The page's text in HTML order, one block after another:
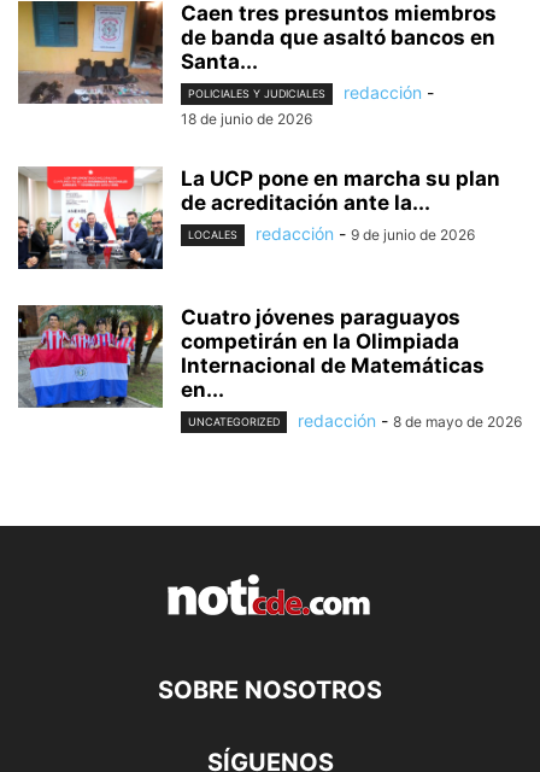
Caen tres presuntos miembros
de banda que asaltó bancos en
Santa...
POLICIALES Y JUDICIALES redacción -
18 de junio de 2026
La UCP pone en marcha su plan
de acreditación ante la...
LOCALES redacción - 9 de junio de 2026
Cuatro jóvenes paraguayos
competirán en la Olimpiada
Internacional de Matemáticas
en...
UNCATEGORIZED redacción - 8 de mayo de 2026
SOBRE NOSOTROS
SÍGUENOS